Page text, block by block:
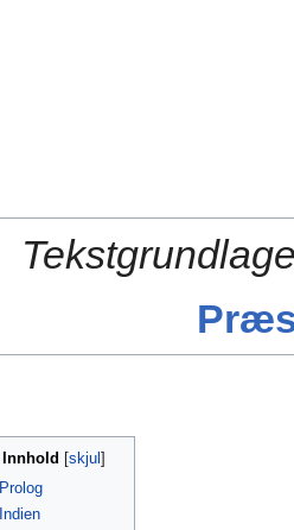
Innhold
Prolog
Indien